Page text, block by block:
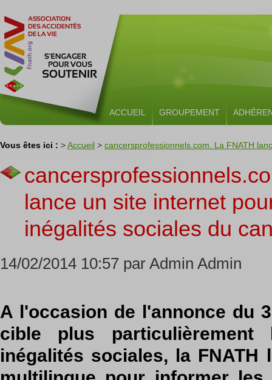
ACCUEIL GROUPEMENT
Vous êtes ici : >Accueil > cancersprofessionnels.com. La FNATH
lance un site internet
inégalités sociales du
14/02/2014 10:57 par Admin Admin
A l'occasion de l'annonce du
cible plus
inégalités sociales, la